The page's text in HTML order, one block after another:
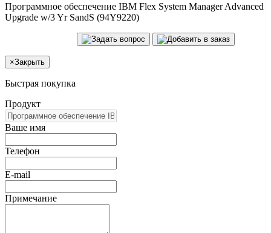
Программное обеспечение IBM Flex System Manager Advanced
Upgrade w/3 Yr SandS (94Y9220)
×Закрыть
Быстрая покупка
Продукт
Ваше имя
Телефон
E-mail
Примечание